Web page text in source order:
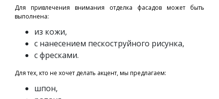
Для привлечения внимания отделка фасадов может быть
выполнена:
из кожи,
с нанесением пескоструйного рисунка,
с фресками.
Для тех, кто не хочет делать акцент, мы предлагаем:
шпон,